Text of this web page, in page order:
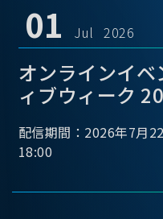
01 Jul 2026
オンラインイ
ィブウィーク
配信期間：2026年7月
18:00